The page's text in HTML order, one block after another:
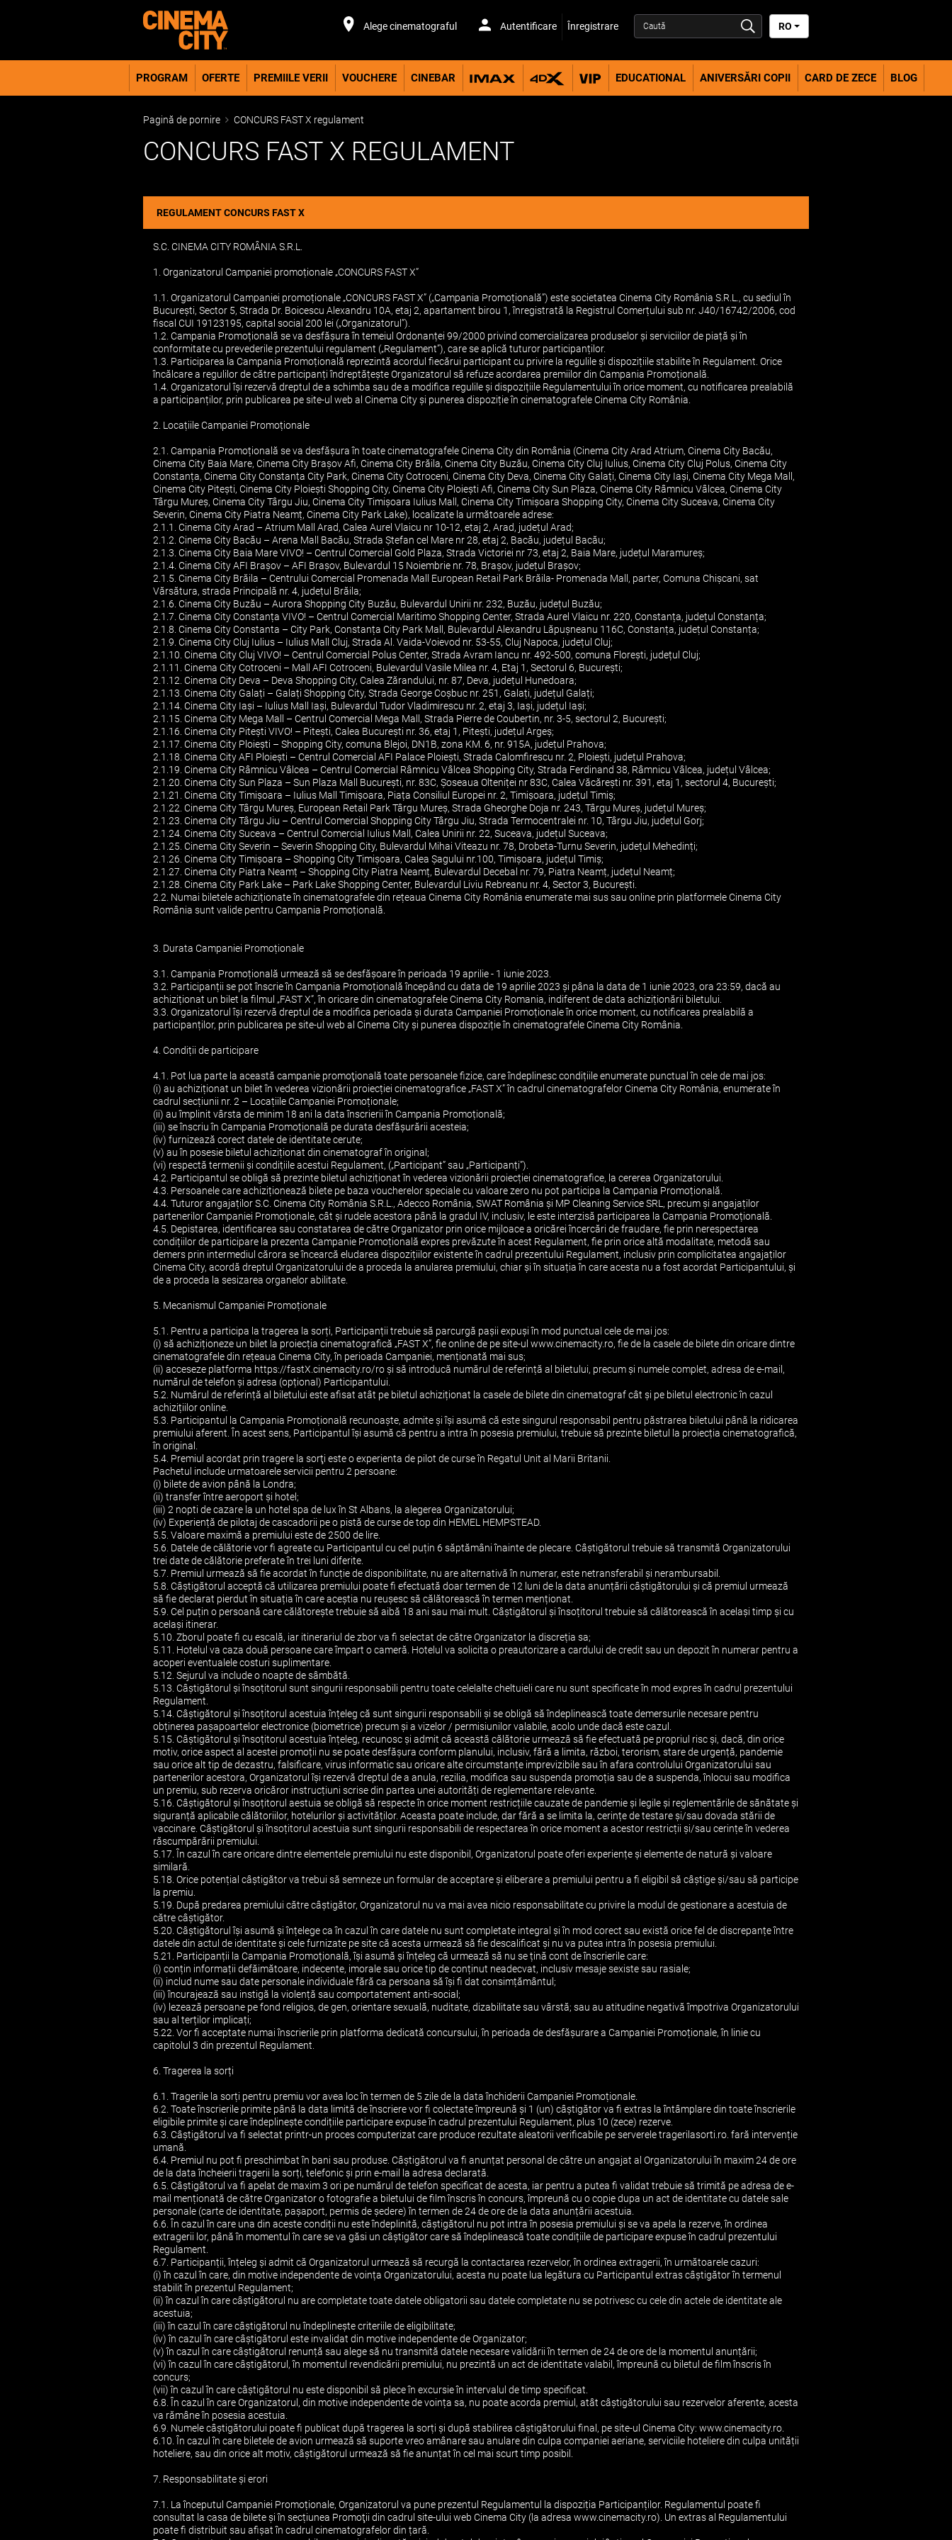
Alege cinematograful Autentificare Înregistrare RO
PROGRAM OFERTE PREMIILE VERII VOUCHERE CINEBAR EDUCATIONAL ANIVERSĂRI COPII CARD DE ZECE BLOG
Pagină de pornire CONCURS FAST X regulament
CONCURS FAST X REGULAMENT
REGULAMENT CONCURS FAST X
S.C. CINEMA CITY ROMÂNIA S.R.L.
1. Organizatorul Campaniei promoționale „CONCURS FAST X”
1.1. Organizatorul Campaniei promoționale „CONCURS FAST X” („Campania Promoțională”) este societatea Cinema City România S.R.L., cu sediul în
București, Sector 5, Strada Dr. Boicescu Alexandru 10A, etaj 2, apartament birou 1, înregistrată la Registrul Comerțului sub nr. J40/16742/2006, cod
fiscal CUI 19123195, capital social 200 lei („Organizatorul”).
1.2. Campania Promoțională se va desfășura în temeiul Ordonanței 99/2000 privind comercializarea produselor și serviciilor de piață și în
conformitate cu prevederile prezentului regulament („Regulament”), care se aplică tuturor participanților.
1.3. Participarea la Campania Promoțională reprezintă acordul fiecărui participant cu privire la regulile și dispozițiile stabilite în Regulament. Orice
încălcare a regulilor de către participanți îndreptățește Organizatorul să refuze acordarea premiilor din Campania Promoțională.
1.4. Organizatorul își rezervă dreptul de a schimba sau de a modifica regulile și dispozițiile Regulamentului în orice moment, cu notificarea prealabilă
a participanților, prin publicarea pe site-ul web al Cinema City și punerea dispoziție în cinematografele Cinema City România.
2. Locațiile Campaniei Promoționale
2.1. Campania Promoțională se va desfășura în toate cinematografele Cinema City din România (Cinema City Arad Atrium, Cinema City Bacău,
Cinema City Baia Mare, Cinema City Brașov Afi, Cinema City Brăila, Cinema City Buzău, Cinema City Cluj Iulius, Cinema City Cluj Polus, Cinema City
Constanța, Cinema City Constanța City Park, Cinema City Cotroceni, Cinema City Deva, Cinema City Galați, Cinema City Iași, Cinema City Mega Mall,
Cinema City Pitești, Cinema City Ploiești Shopping City, Cinema City Ploiești Afi, Cinema City Sun Plaza, Cinema City Râmnicu Vâlcea, Cinema City
Târgu Mureș, Cinema City Târgu Jiu, Cinema City Timișoara Iulius Mall, Cinema City Timișoara Shopping City, Cinema City Suceava, Cinema City
Severin, Cinema City Piatra Neamț, Cinema City Park Lake), localizate la următoarele adrese:
2.1.1. Cinema City Arad – Atrium Mall Arad, Calea Aurel Vlaicu nr 10-12, etaj 2, Arad, județul Arad;
2.1.2. Cinema City Bacău – Arena Mall Bacău, Strada Ștefan cel Mare nr 28, etaj 2, Bacău, județul Bacău;
2.1.3. Cinema City Baia Mare VIVO! – Centrul Comercial Gold Plaza, Strada Victoriei nr 73, etaj 2, Baia Mare, județul Maramureș;
2.1.4. Cinema City AFI Brașov – AFI Brașov, Bulevardul 15 Noiembrie nr. 78, Brașov, județul Brașov;
2.1.5. Cinema City Brăila – Centrului Comercial Promenada Mall European Retail Park Brăila- Promenada Mall, parter, Comuna Chişcani, sat
Vărsătura, strada Principală nr. 4, județul Brăila;
2.1.6. Cinema City Buzău – Aurora Shopping City Buzău, Bulevardul Unirii nr. 232, Buzău, județul Buzău;
2.1.7. Cinema City Constanța VIVO! – Centrul Comercial Maritimo Shopping Center, Strada Aurel Vlaicu nr. 220, Constanța, județul Constanța;
2.1.8. Cinema City Constanta – City Park, Constanța City Park Mall, Bulevardul Alexandru Lăpușneanu 116C, Constanța, județul Constanța;
2.1.9. Cinema City Cluj Iulius – Iulius Mall Cluj, Strada Al. Vaida-Voievod nr. 53-55, Cluj Napoca, județul Cluj;
2.1.10. Cinema City Cluj VIVO! – Centrul Comercial Polus Center, Strada Avram Iancu nr. 492-500, comuna Florești, județul Cluj;
2.1.11. Cinema City Cotroceni – Mall AFI Cotroceni, Bulevardul Vasile Milea nr. 4, Etaj 1, Sectorul 6, București;
2.1.12. Cinema City Deva – Deva Shopping City, Calea Zărandului, nr. 87, Deva, județul Hunedoara;
2.1.13. Cinema City Galați – Galați Shopping City, Strada George Coșbuc nr. 251, Galați, județul Galați;
2.1.14. Cinema City Iași – Iulius Mall Iași, Bulevardul Tudor Vladimirescu nr. 2, etaj 3, Iași, județul Iași;
2.1.15. Cinema City Mega Mall – Centrul Comercial Mega Mall, Strada Pierre de Coubertin, nr. 3-5, sectorul 2, București;
2.1.16. Cinema City Pitești VIVO! – Pitești, Calea București nr. 36, etaj 1, Pitești, județul Argeș;
2.1.17. Cinema City Ploiești – Shopping City, comuna Blejoi, DN1B, zona KM. 6, nr. 915A, județul Prahova;
2.1.18. Cinema City AFI Ploiești – Centrul Comercial AFI Palace Ploiești, Strada Calomfirescu nr. 2, Ploiești, județul Prahova;
2.1.19. Cinema City Râmnicu Vâlcea – Centrul Comercial Râmnicu Vâlcea Shopping City, Strada Ferdinand 38, Râmnicu Vâlcea, județul Vâlcea;
2.1.20. Cinema City Sun Plaza – Sun Plaza Mall București, nr. 83C, Șoseaua Olteniței nr 83C, Calea Văcărești nr. 391, etaj 1, sectorul 4, București;
2.1.21. Cinema City Timișoara – Iulius Mall Timișoara, Piața Consiliul Europei nr. 2, Timișoara, județul Timiș;
2.1.22. Cinema City Târgu Mureș, European Retail Park Târgu Mureș, Strada Gheorghe Doja nr. 243, Târgu Mureș, județul Mureș;
2.1.23. Cinema City Târgu Jiu – Centrul Comercial Shopping City Târgu Jiu, Strada Termocentralei nr. 10, Târgu Jiu, județul Gorj;
2.1.24. Cinema City Suceava – Centrul Comercial Iulius Mall, Calea Unirii nr. 22, Suceava, județul Suceava;
2.1.25. Cinema City Severin – Severin Shopping City, Bulevardul Mihai Viteazu nr. 78, Drobeta-Turnu Severin, județul Mehedinți;
2.1.26. Cinema City Timișoara – Shopping City Timișoara, Calea Șagului nr.100, Timișoara, județul Timiș;
2.1.27. Cinema City Piatra Neamț – Shopping City Piatra Neamț, Bulevardul Decebal nr. 79, Piatra Neamț, județul Neamț;
2.1.28. Cinema City Park Lake – Park Lake Shopping Center, Bulevardul Liviu Rebreanu nr. 4, Sector 3, București.
2.2. Numai biletele achiziționate în cinematografele din rețeaua Cinema City România enumerate mai sus sau online prin platformele Cinema City
România sunt valide pentru Campania Promoțională.
3. Durata Campaniei Promoționale
3.1. Campania Promoțională urmează să se desfășoare în perioada 19 aprilie - 1 iunie 2023.
3.2. Participanții se pot înscrie în Campania Promoțională începând cu data de 19 aprilie 2023 și pâna la data de 1 iunie 2023, ora 23:59, dacă au
achiziționat un bilet la filmul „FAST X”, în oricare din cinematografele Cinema City Romania, indiferent de data achiziționării biletului.
3.3. Organizatorul își rezervă dreptul de a modifica perioada și durata Campaniei Promoționale în orice moment, cu notificarea prealabilă a
participanților, prin publicarea pe site-ul web al Cinema City și punerea dispoziție în cinematografele Cinema City România.
4. Condiții de participare
4.1. Pot lua parte la această campanie promoţională toate persoanele fizice, care îndeplinesc condițiile enumerate punctual în cele de mai jos:
(i) au achiziționat un bilet în vederea vizionării proiecției cinematografice „FAST X” în cadrul cinematografelor Cinema City România, enumerate în
cadrul secțiunii nr. 2 – Locațiile Campaniei Promoționale;
(ii) au împlinit vârsta de minim 18 ani la data înscrierii în Campania Promoțională;
(iii) se înscriu în Campania Promoțională pe durata desfășurării acesteia;
(iv) furnizează corect datele de identitate cerute;
(v) au în posesie biletul achiziționat din cinematograf în original;
(vi) respectă termenii și condițiile acestui Regulament, („Participant” sau „Participanți”).
4.2. Participantul se obligă să prezinte biletul achiziționat în vederea vizionării proiecției cinematografice, la cererea Organizatorului.
4.3. Persoanele care achiziționează bilete pe baza voucherelor speciale cu valoare zero nu pot participa la Campania Promoțională.
4.4. Tuturor angajaților S.C. Cinema City România S.R.L., Adecco România, SWAT România și MP Cleaning Service SRL, precum și angajaților
partenerilor Campaniei Promoționale, cât și rudele acestora până la gradul IV, inclusiv, le este interzisă participarea la Campania Promoțională.
4.5. Depistarea, identificarea sau constatarea de către Organizator prin orice mijloace a oricărei încercări de fraudare, fie prin nerespectarea
condițiilor de participare la prezenta Campanie Promoțională expres prevăzute în acest Regulament, fie prin orice altă modalitate, metodă sau
demers prin intermediul cărora se încearcă eludarea dispozițiilor existente în cadrul prezentului Regulament, inclusiv prin complicitatea angajaților
Cinema City, acordă dreptul Organizatorului de a proceda la anularea premiului, chiar și în situația în care acesta nu a fost acordat Participantului, și
de a proceda la sesizarea organelor abilitate.
5. Mecanismul Campaniei Promoționale
5.1. Pentru a participa la tragerea la sorți, Participanții trebuie să parcurgă pașii expuși în mod punctual cele de mai jos:
(i) să achiziționeze un bilet la proiecția cinematografică „FAST X”, fie online de pe site-ul www.cinemacity.ro, fie de la casele de bilete din oricare dintre
cinematografele din rețeaua Cinema City, în perioada Campaniei, menționată mai sus;
(ii) acceseze platforma https://fastX.cinemacity.ro/ro și să introducă numărul de referință al biletului, precum și numele complet, adresa de e-mail,
numărul de telefon și adresa (opțional) Participantului.
5.2. Numărul de referință al biletului este afisat atât pe biletul achiziționat la casele de bilete din cinematograf cât și pe biletul electronic în cazul
achizițiilor online.
5.3. Participantul la Campania Promoțională recunoaște, admite și își asumă că este singurul responsabil pentru păstrarea biletului până la ridicarea
premiului aferent. În acest sens, Participantul își asumă că pentru a intra în posesia premiului, trebuie să prezinte biletul la proiecția cinematografică,
în original.
5.4. Premiul acordat prin tragere la sorţi este o experienta de pilot de curse în Regatul Unit al Marii Britanii.
Pachetul include urmatoarele servicii pentru 2 persoane:
(i) bilete de avion până la Londra;
(ii) transfer între aeroport și hotel;
(iii) 2 nopti de cazare la un hotel spa de lux în St Albans, la alegerea Organizatorului;
(iv) Experiență de pilotaj de cascadorii pe o pistă de curse de top din HEMEL HEMPSTEAD.
5.5. Valoare maximă a premiului este de 2500 de lire.
5.6. Datele de călătorie vor fi agreate cu Participantul cu cel puțin 6 săptămâni înainte de plecare. Câștigătorul trebuie să transmită Organizatorului
trei date de călătorie preferate în trei luni diferite.
5.7. Premiul urmează să fie acordat în funcție de disponibilitate, nu are alternativă în numerar, este netransferabil și nerambursabil.
5.8. Câștigătorul acceptă că utilizarea premiului poate fi efectuată doar termen de 12 luni de la data anunțării câștigătorului și că premiul urmează
să fie declarat pierdut în situația în care aceștia nu reușesc să călătorească în termen menționat.
5.9. Cel puțin o persoană care călătorește trebuie să aibă 18 ani sau mai mult. Câștigătorul și însoțitorul trebuie să călătorească în același timp și cu
același itinerar.
5.10. Zborul poate fi cu escală, iar itinerariul de zbor va fi selectat de către Organizator la discreția sa;
5.11. Hotelul va caza două persoane care împart o cameră. Hotelul va solicita o preautorizare a cardului de credit sau un depozit în numerar pentru a
acoperi eventualele costuri suplimentare.
5.12. Sejurul va include o noapte de sâmbătă.
5.13. Câștigătorul și însoțitorul sunt singurii responsabili pentru toate celelalte cheltuieli care nu sunt specificate în mod expres în cadrul prezentului
Regulament.
5.14. Câștigătorul și însoțitorul acestuia înțeleg că sunt singurii responsabili și se obligă să îndeplinească toate demersurile necesare pentru
obținerea pașapoartelor electronice (biometrice) precum și a vizelor / permisiunilor valabile, acolo unde dacă este cazul.
5.15. Câștigătorul și însoțitorul acestuia înțeleg, recunosc și admit că această călătorie urmează să fie efectuată pe propriul risc și, dacă, din orice
motiv, orice aspect al acestei promoții nu se poate desfășura conform planului, inclusiv, fără a limita, război, terorism, stare de urgență, pandemie
sau orice alt tip de dezastru, falsificare, virus informatic sau oricare alte circumstanțe imprevizibile sau în afara controlului Organizatorului sau
partenerilor acestora, Organizatorul își rezervă dreptul de a anula, rezilia, modifica sau suspenda promoția sau de a suspenda, înlocui sau modifica
un premiu, sub rezerva oricăror instrucțiuni scrise din partea unei autorități de reglementare relevante.
5.16. Câștigătorul și însoțitorul aestuia se obligă să respecte în orice moment restricțiile cauzate de pandemie și legile și reglementările de sănătate și
siguranță aplicabile călătoriilor, hotelurilor și activităților. Aceasta poate include, dar fără a se limita la, cerințe de testare și/sau dovada stării de
vaccinare. Câștigătorul și însoțitorul acestuia sunt singurii responsabili de respectarea în orice moment a acestor restricții și/sau cerințe în vederea
răscumpărării premiului.
5.17. În cazul în care oricare dintre elementele premiului nu este disponibil, Organizatorul poate oferi experiențe și elemente de natură și valoare
similară.
5.18. Orice potențial câștigător va trebui să semneze un formular de acceptare și eliberare a premiului pentru a fi eligibil să câștige și/sau să participe
la premiu.
5.19. După predarea premiului către câștigător, Organizatorul nu va mai avea nicio responsabilitate cu privire la modul de gestionare a acestuia de
către câștigător.
5.20. Câștigătorul își asumă și înțelege ca în cazul în care datele nu sunt completate integral și în mod corect sau există orice fel de discrepanțe între
datele din actul de identitate și cele furnizate pe site că acesta urmează să fie descalificat şi nu va putea intra în posesia premiului.
5.21. Participanții la Campania Promoțională, își asumă și înțeleg că urmează să nu se țină cont de înscrierile care:
(i) conțin informații defăimătoare, indecente, imorale sau orice tip de conținut neadecvat, inclusiv mesaje sexiste sau rasiale;
(ii) includ nume sau date personale individuale fără ca persoana să își fi dat consimțământul;
(iii) încurajează sau instigă la violență sau comportatement anti-social;
(iv) lezează persoane pe fond religios, de gen, orientare sexuală, nuditate, dizabilitate sau vârstă; sau au atitudine negativă împotriva Organizatorului
sau al terților implicați;
5.22. Vor fi acceptate numai înscrierile prin platforma dedicată concursului, în perioada de desfășurare a Campaniei Promoționale, în linie cu
capitolul 3 din prezentul Regulament.
6. Tragerea la sorți
6.1. Tragerile la sorți pentru premiu vor avea loc în termen de 5 zile de la data închiderii Campaniei Promoționale.
6.2. Toate înscrierile primite până la data limită de înscriere vor fi colectate împreună și 1 (un) câștigător va fi extras la întâmplare din toate înscrierile
eligibile primite și care îndeplinește condițiile participare expuse în cadrul prezentului Regulament, plus 10 (zece) rezerve.
6.3. Câștigătorul va fi selectat printr-un proces computerizat care produce rezultate aleatorii verificabile pe serverele tragerilasorti.ro. fară intervenție
umană.
6.4. Premiul nu pot fi preschimbat în bani sau produse. Câștigătorul va fi anunțat personal de către un angajat al Organizatorului în maxim 24 de ore
de la data încheierii tragerii la sorți, telefonic și prin e-mail la adresa declarată.
6.5. Câștigătorul va fi apelat de maxim 3 ori pe numărul de telefon specificat de acesta, iar pentru a putea fi validat trebuie să trimită pe adresa de e-
mail menționată de către Organizator o fotografie a biletului de film înscris în concurs, împreună cu o copie dupa un act de identitate cu datele sale
personale (carte de identitate, pașaport, permis de ședere) în termen de 24 de ore de la data anunțării acestuia.
6.6. În cazul în care una din aceste condiții nu este îndeplinită, câștigătorul nu pot intra în posesia premiului și se va apela la rezerve, în ordinea
extragerii lor, până în momentul în care se va găsi un câștigător care să îndeplinească toate condițiile de participare expuse în cadrul prezentului
Regulament.
6.7. Participanții, înțeleg și admit că Organizatorul urmează să recurgă la contactarea rezervelor, în ordinea extragerii, în următoarele cazuri:
(i) în cazul în care, din motive independente de voința Organizatorului, acesta nu poate lua legătura cu Participantul extras câștigător în termenul
stabilit în prezentul Regulament;
(ii) în cazul în care câștigătorul nu are completate toate datele obligatorii sau datele completate nu se potrivesc cu cele din actele de identitate ale
acestuia;
(iii) în cazul în care câștigătorul nu îndeplinește criteriile de eligibilitate;
(iv) în cazul în care câștigătorul este invalidat din motive independente de Organizator;
(v) în cazul în care câștigătorul renunță sau alege să nu transmită datele necesare validării în termen de 24 de ore de la momentul anunțării;
(vi) în cazul în care câștigătorul, în momentul revendicării premiului, nu prezintă un act de identitate valabil, împreună cu biletul de film înscris în
concurs;
(vii) în cazul în care câștigătorul nu este disponibil să plece în excursie în intervalul de timp specificat.
6.8. În cazul în care Organizatorul, din motive independente de voința sa, nu poate acorda premiul, atât câștigătorului sau rezervelor aferente, acesta
va rămâne în posesia acestuia.
6.9. Numele câștigătorului poate fi publicat după tragerea la sorți și după stabilirea câștigătorului final, pe site-ul Cinema City: www.cinemacity.ro.
6.10. În cazul în care biletele de avion urmează să suporte vreo amânare sau anulare din culpa companiei aeriane, serviciile hoteliere din culpa unității
hoteliere, sau din orice alt motiv, câștigătorul urmează să fie anunțat în cel mai scurt timp posibil.
7. Responsabilitate și erori
7.1. La începutul Campaniei Promoționale, Organizatorul va pune prezentul Regulamentul la dispoziția Participanților. Regulamentul poate fi
consultat la casa de bilete și în secțiunea Promoţii din cadrul site-ului web Cinema City (la adresa www.cinemacity.ro). Un extras al Regulamentului
poate fi distribuit sau afișat în cadrul cinematografelor din țară.